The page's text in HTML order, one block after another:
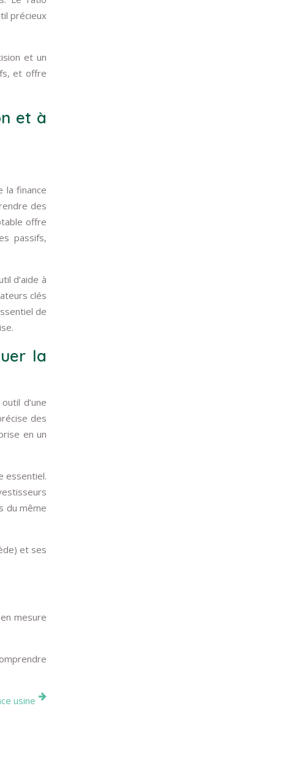
précieux
et un
et offre
et à
la finance
des
offre
passifs,
d’aide à
clés
de
la
d’une
des
en un
essentiel.
du même
et ses
mesure
usine